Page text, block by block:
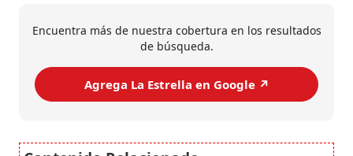
Encuentra más de nuestra cobertura en los resultados
de búsqueda.
Agrega La Estrella en Google ↗️